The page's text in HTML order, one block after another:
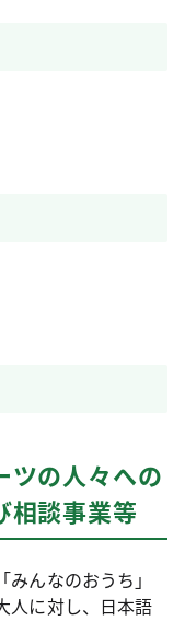
ツの人々への
相談事業等
んなのおうち」
人に対し、日本語